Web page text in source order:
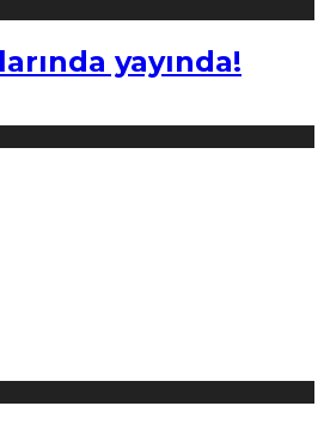
yayında!